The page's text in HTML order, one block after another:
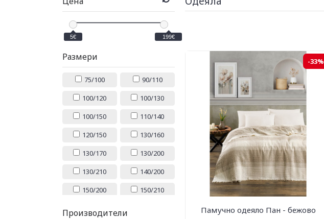
5€ 199€
Размери
75/100
90/110
100/120
100/130
100/150
110/140
120/150
130/160
130/170
130/200
130/210
140/200
150/200
150/210
Производители
-33%
Памучно одеяло Пан - бежово